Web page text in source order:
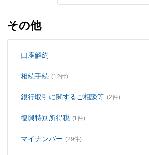
その他
口座解約
相続手続 (12件)
銀行取引に関するご相談等 (2件)
復興特別所得税 (1件)
マイナンバー (29件)